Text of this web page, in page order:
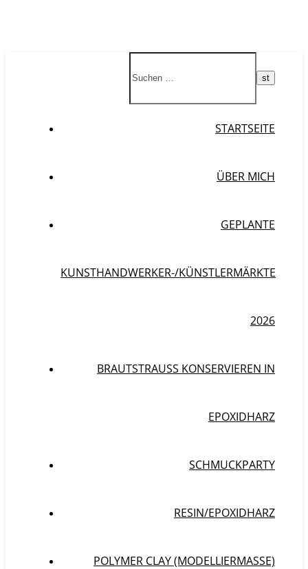
STARTSEITE
ÜBER MICH
GEPLANTE
KUNSTHANDWERKER-/KÜNSTLERMÄRKTE
2026
BRAUTSTRAUSS KONSERVIEREN IN E
POXIDHARZ
SCHMUCKPARTY
RESIN/EPOXIDHARZ
POLYMER CLAY (MODELLIERMASSE)